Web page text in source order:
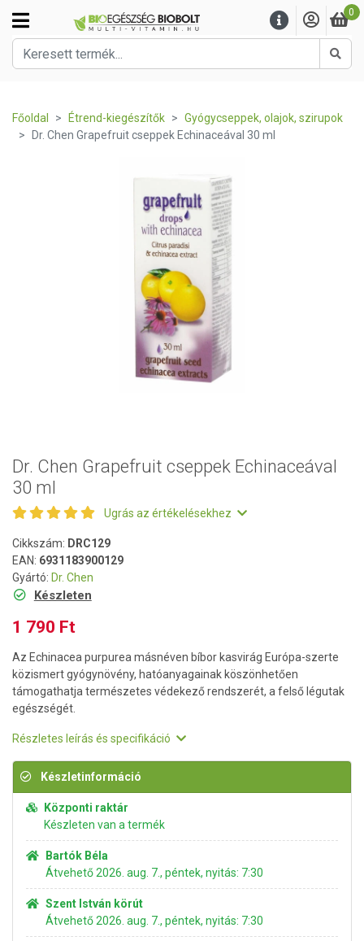
0
Főoldal Étrend-kiegészítők
Gyógycseppek, olajok, szirupok
Dr. Chen Grapefruit cseppek Echinaceával 30 ml
Dr. Chen Grapefruit cseppek Echinaceával
30 ml
Ugrás az értékelésekhez
Cikkszám: DRC129
EAN: 6931183900129
Gyártó: Dr. Chen
Készleten
1 790 Ft
Az Echinacea purpurea másnéven bíbor kasvirág Európa-szerte
közismert gyógynövény, hatóanyagainak köszönhetően
támogathatja természetes védekező rendszerét, a felső légutak
egészségét.
Részletes leírás és specifikáció
Készletinformáció
Központi raktár
Készleten van a termék
Bartók Béla
Átvehető 2026. aug. 7., péntek, nyitás: 7:30
Szent István körút
Átvehető 2026. aug. 7., péntek, nyitás: 7:30